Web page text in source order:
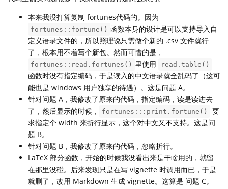
本来我没打算复制 fortunes代码的。因为
fortunes::fortune() 函数本身的设计是可以支持导入自
定义语录文件的，所以照理说只需做个新的 .csv 文件就行
了，根本用不着写个新包。然而可惜的是，
fortunes::read.fortunes() 里使用 read.table()
函数时没有指定编码，于是读入的中文语录就全乱码了（这可
能也是 windows 用户独享的待遇）。这是问题 A。
针对问题 A，我修改了原来的代码，指定编码，读是读进去
了，然后显示的时候，
fortunes:::print.fortune()
要
求指定个 width 来折行显示，这个对中文又不支持。这是问
题 B。
针对问题 B，我修改了原来的代码，忽略折行。
LaTeX 部分函数，开始的时候我没看出来是干啥用的，就留
在那里没碰。后来发现只是在写 vignette 时调用而已，于是
就删了，改用 Markdown 生成 vignette。这算是 问题 C。